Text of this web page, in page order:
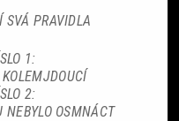
SVÁ PRAVIDLA
1:
2:
NEBYLO OSMNÁCT